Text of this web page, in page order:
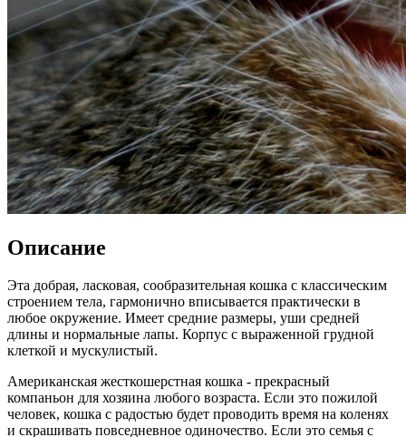
Описание
Эта добрая, ласковая, сообразительная кошка с классическим
строением тела, гармонично вписывается практически в
любое окружение. Имеет средние размеры, уши средней
длины и нормальные лапы. Корпус с выраженной грудной
клеткой и мускулистый.
Американская жесткошерстная кошка - прекрасный
компаньон для хозяина любого возраста. Если это пожилой
человек, кошка с радостью будет проводить время на коленях
и скрашивать повседневное одиночество. Если это семья с